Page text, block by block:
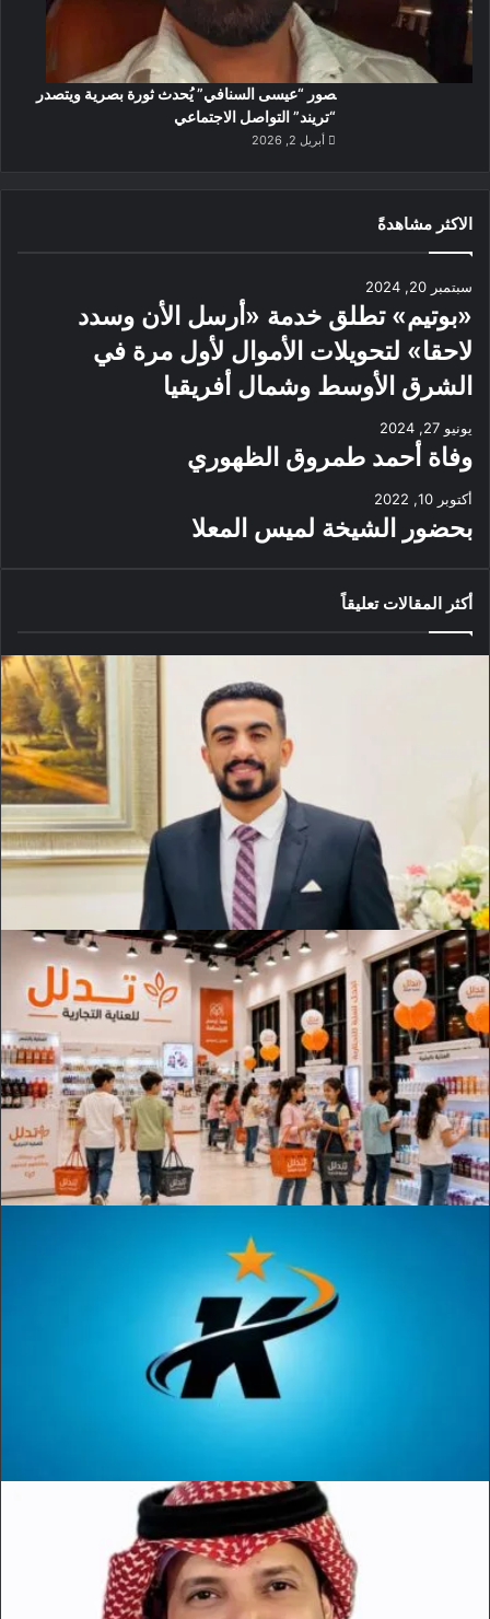
صور “عيسى السنافي” يُحدث ثورة بصرية ويتصدر
“تريند” التواصل الاجتماعي
أبريل 2, 2026
الاكثر مشاهدةً
سبتمبر 20, 2024
«بوتيم» تطلق خدمة «أرسل الأن وسدد
لاحقا» لتحويلات الأموال لأول مرة في
الشرق الأوسط وشمال أفريقيا
يونيو 27, 2024
وفاة أحمد طمروق الظهوري
أكتوبر 10, 2022
بحضور الشيخة لميس المعلا
أكثر المقالات تعليقاً